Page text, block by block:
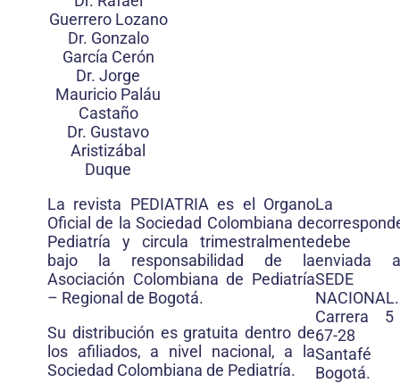
Guerrero Lozano
Dr. Gonzalo
García Cerón
Dr. Jorge
Mauricio Paláu
Castaño
Dr. Gustavo
Aristizábal
Duque
La revista PEDIATRIA es el Organo
Oficial de la Sociedad Colombiana de
Pediatría y circula trimestralmente
bajo la responsabilidad de la
Asociación Colombiana de Pediatría
– Regional de Bogotá.
Su distribución es gratuita dentro de
los afiliados, a nivel nacional, a la
Sociedad Colombiana de Pediatría.
La
debe
enviada
SEDE
NACIONAL.
Carrera
67-28
Bogotá.